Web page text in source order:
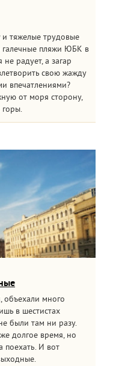
тяжелые трудовые
галечные пляжи ЮБК в
радует, а загар
свою жажду
впечатлениями?
от моря сторону,
много
в шестистах
были там ни разу.
долгое время, но
поехать. И вот